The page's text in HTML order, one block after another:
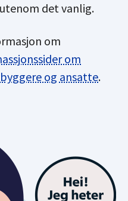
det vanlig.
om
om
og ansatte.